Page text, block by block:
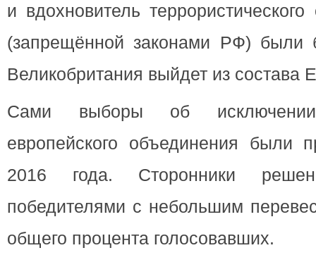
и вдохновитель
(запрещённой законами РФ) были
Великобритания выйдет из состава
Сами выборы об исключении
европейского объединения были
2016 года. Сторонники
победителями с небольшим
общего процента голосовавших.